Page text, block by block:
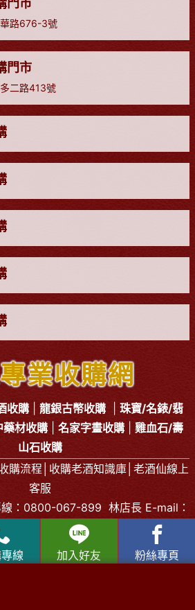
門市
路676-3號
門市
二路413號
業收購網
收購 龍銀古幣收購
珠寶/名錶/翡
材收購| 名家字畫收購| 雞血石/壽
山石收購
購流程 收購老酒知識庫 老酒仙線上
客服
： 0800-067-899 林店長 E-mail：
中市北區五權路219號 電話：04-
2202-1919
線 加入好友 粉絲專頁